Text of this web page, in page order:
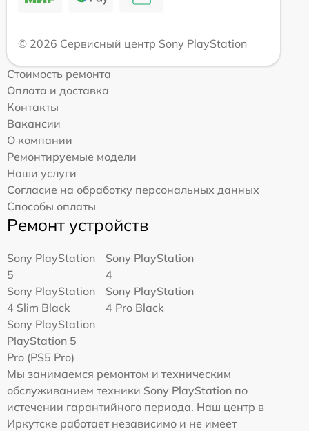
© 2026 Сервисный центр Sony PlayStation
Стоимость ремонта
Оплата и доставка
Контакты
Вакансии
О компании
Ремонтируемые модели
Наши услуги
Согласие на обработку персональных данных
Способы оплаты
Ремонт устройств
Sony PlayStation
5
Sony PlayStation
4
Sony PlayStation
4 Slim Black
Sony PlayStation
4 Pro Black
Sony PlayStation
PlayStation 5
Pro (PS5 Pro)
Мы занимаемся ремонтом и техническим
обслуживанием техники Sony PlayStation по
истечении гарантийного периода. Наш центр в
Иркутске работает независимо и не имеет